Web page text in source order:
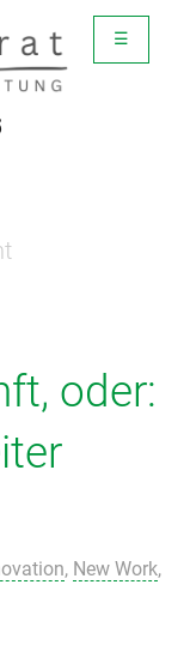
☰
oder:
, New Work,